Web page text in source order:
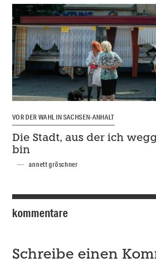
VOR DER WAHL IN SACHSEN-ANHALT
Die Stadt, aus der ich
bin
annett gröschner
kommentare
Schreibe einen